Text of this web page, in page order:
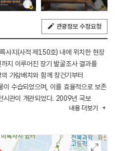
관광정보 수정요청
사지(사적 제150호) 내에 위치한 현장
지 이루어진 장기 발굴조사 결과를
가람배치와 함께 창건기부터
수습되었으며, 이를 효율적으로 보존
시관이 개관되었다. 2009년 국보
에서 다량의 사리장엄구가 출토되었고,
되며 미륵사지 출토 유물의 체계적
전시와 교육 프로그램을 통해 지역
내용 더보기